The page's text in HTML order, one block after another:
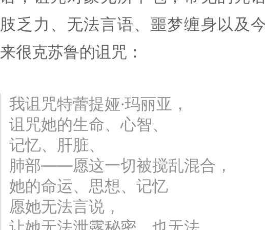
肢乏力、无法言语、噩梦缠身以及
来很克苏鲁的诅咒：
我诅咒特蕾提娅·玛丽亚，
诅咒她的生命、心智、
记忆、肝脏、
肺部——愿这一切被搅乱混合，
她的命运、思想、记忆
愿她无法言说，